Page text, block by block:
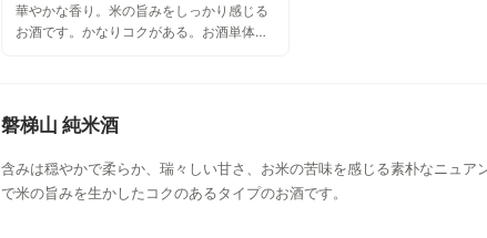
華やかな香り。米の旨みをしっかり感じる
お酒です。かなりコクがある。お酒単体の
して飲みましたが常温でもいい味を出しそ
うです。
磐梯山 純米酒
含みは穏やかで柔らか、瑞々しい甘さ、お米の苦味を感じる素朴なニュ
で米の旨みを生かしたコクのあるタイプのお酒です。